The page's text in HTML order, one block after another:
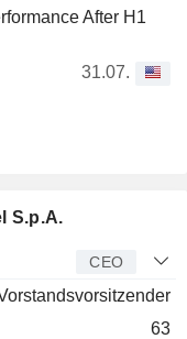
After H1
31.07.
S.p.A.
CEO
63